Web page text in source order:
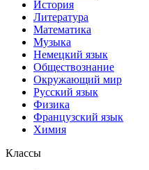
История
Литература
Математика
Музыка
Немецкий язык
Обществознание
Окружающий мир
Русский язык
Физика
Французский язык
Химия
Классы